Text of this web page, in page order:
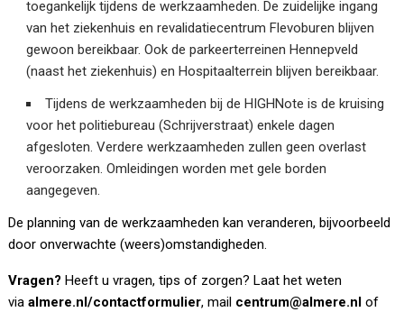
toegankelijk tijdens de werkzaamheden. De zuidelijke ingang
van het ziekenhuis en revalidatiecentrum Flevoburen blijven
gewoon bereikbaar. Ook de parkeerterreinen Hennepveld
(naast het ziekenhuis) en Hospitaalterrein blijven bereikbaar.
Tijdens de werkzaamheden bij de HIGHNote is de kruising
voor het politiebureau (Schrijverstraat) enkele dagen
afgesloten. Verdere werkzaamheden zullen geen overlast
veroorzaken. Omleidingen worden met gele borden
aangegeven.
De planning van de werkzaamheden kan veranderen, bijvoorbeeld
door onverwachte (weers)omstandigheden.
Vragen? Heeft u vragen, tips of zorgen? Laat het weten
viaalmere.nl/contactformulier, mail centrum@almere.nl of